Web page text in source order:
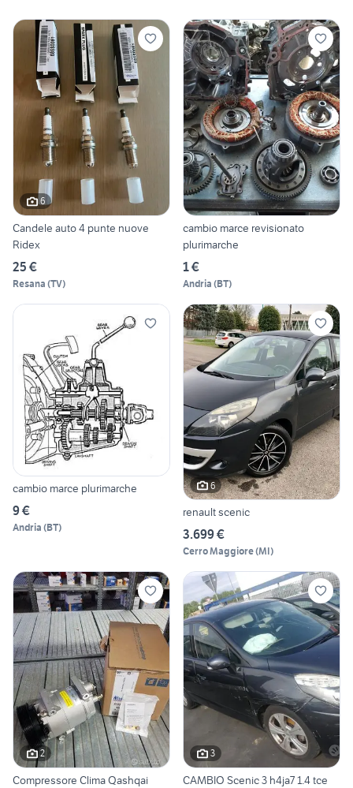
6
Candele auto 4 punte nuove
Ridex
25 €
Resana (TV)
cambio marce revisionato
plurimarche
1 €
Andria (BT)
cambio marce plurimarche
9 €
Andria (BT)
6
renault scenic
3.699 €
Cerro Maggiore(MI)
2
Compressore Clima Qashqai
3
CAMBIO Scenic 3 h4ja7 1.4 tce